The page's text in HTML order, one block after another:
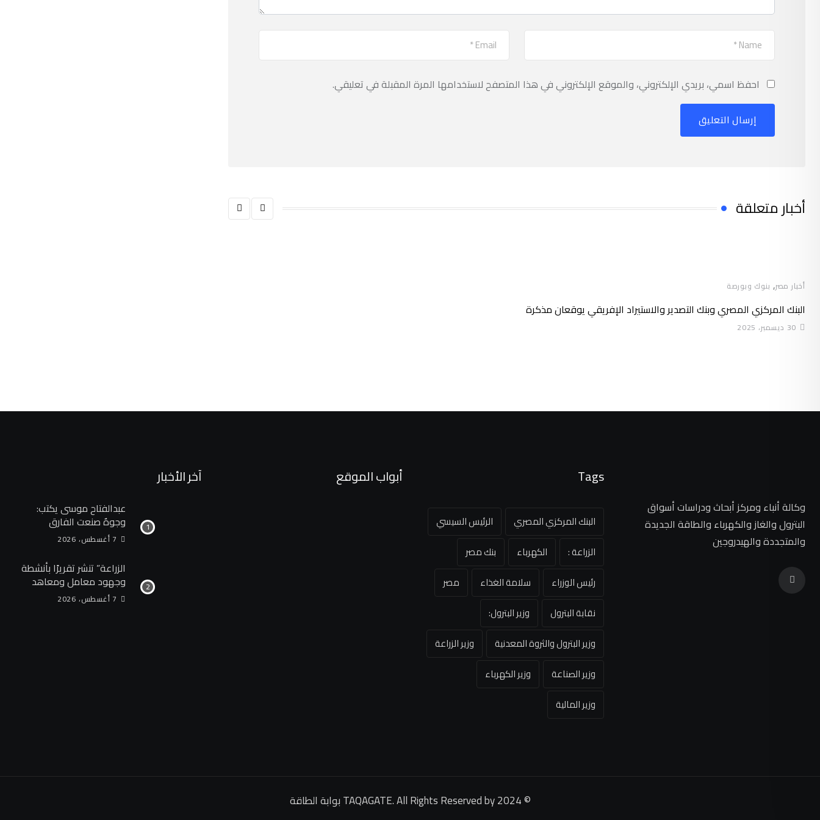
احفظ اسمي، بريدي الإلكتروني، والموقع الإلكتروني في هذا المتصفح لاستخدامها المرة المقبلة في تعليقي.
أخبار متعلقة
أخبار مصر, بنوك وبورصة
البنك المركزي المصري وبنك التصدير والاستيراد الإفريقي يوقعان مذكرة
30 ديسمبر، 2025
وكالة أنباء ومركز أبحاث ودراسات أسواق
البترول والغاز والكهرباء والطاقة الجديدة
والمتجددة والهيدروجين
Tags
البنك المركزي المصري
الرئيس السيسي
الزراعة :
الكهرباء
بنك مصر
رئيس الوزراء
سلامة الغذاء
مصر
نقابة البترول
وزير البترول:
وزير البترول والثروة المعدنية
وزير الزراعة
وزير الصناعة
وزير الكهرباء
وزير المالية
أبواب الموقع آخر الأخبار
عبدالفتاح موسى يكتب:
وجوهٌ صنعت الفارق
7 أغسطس، 2026
الزراعة” تنشر تقريرًا بأنشطة
وجهود معامل ومعاهد
“البحوث الزراعية” خلال
الأسبوع الأول من أغسطس
7 أغسطس، 2026
© 2024 TAQAGATE. All Rights Reserved by بوابة الطاقة